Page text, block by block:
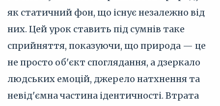
як статичний фон, що існує незалежно від
них. Цей урок ставить під сумнів таке
сприйняття, показуючи, що природа — це
не просто об'єкт споглядання, а дзеркало
людських емоцій, джерело натхнення та
невід'ємна частина ідентичності. Втрата